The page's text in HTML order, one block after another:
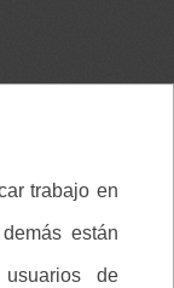
trabajo en
están
de